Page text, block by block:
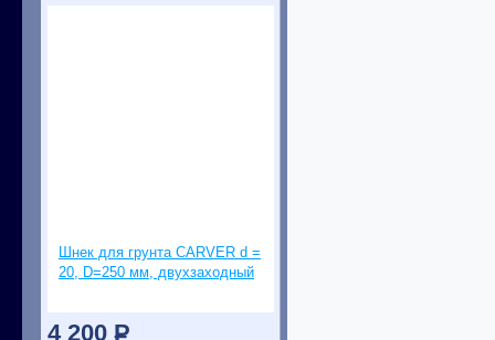
Шнек для грунта CARVER d =
20, D=250 мм, двухзаходный
4 200 P